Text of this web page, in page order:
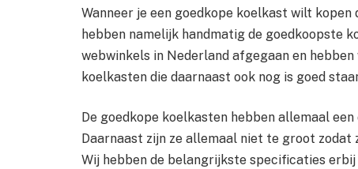
Wanneer je een goedkope koelkast wilt kopen
hebben namelijk handmatig de goedkoopste
webwinkels in Nederland afgegaan en
koelkasten die daarnaast ook nog is goed
De goedkope koelkasten hebben allemaal
Daarnaast zijn ze allemaal niet te groot
Wij hebben de belangrijkste specificaties